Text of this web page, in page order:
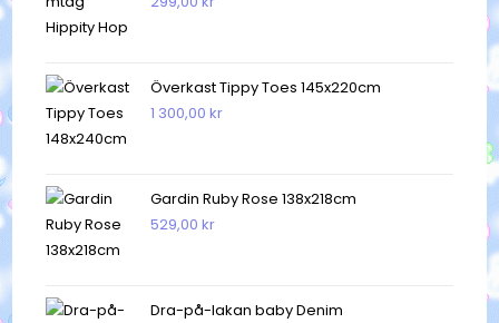
Överkast Tippy Toes 145x220cm
1 300,00kr
Gardin Ruby Rose 138x218cm
529,00kr
Dra-på-lakan baby Denim